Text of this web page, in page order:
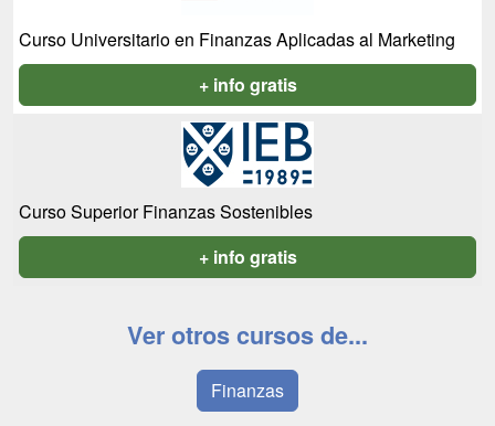
Curso Universitario en Finanzas Aplicadas al Marketing
+ info gratis
Curso Superior Finanzas Sostenibles
+ info gratis
Ver otros cursos de...
Finanzas